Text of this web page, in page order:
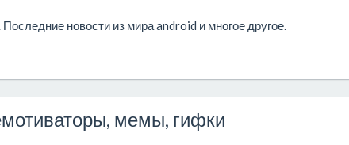
новости из мира android и многое другое.
мемы, гифки